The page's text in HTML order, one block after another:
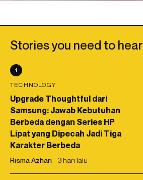
Stories you need to hear
1
TECHNOLOGY
Upgrade Thoughtful dari
Samsung: Jawab Kebutuhan
Berbeda dengan Series HP
Lipat yang Dipecah Jadi Tiga
Karakter Berbeda
Risma Azhari 3 hari lalu